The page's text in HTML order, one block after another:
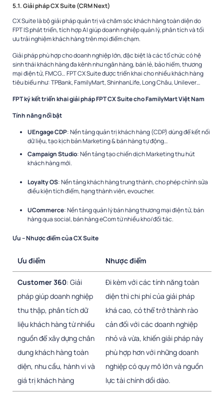
5.1. Giải pháp CX Suite (CRM Next)
CX Suite là bộ giải pháp quản trị và chăm sóc khách hàng toàn diện do
FPT IS phát triển, tích hợp AI giúp doanh nghiệp quản lý, phân tích và tối
ưu trải nghiệm khách hàng trên mọi điểm chạm.
Giải pháp phù hợp cho doanh nghiệp lớn, đặc biệt là các tổ chức có hệ
sinh thái khách hàng đa kênh như ngân hàng, bán lẻ, bảo hiểm, thương
mại điện tử, FMCG… FPT CX Suite được triển khai cho nhiều khách hàng
tiêu biểu như: TPBank, FamilyMart, ShinhanLife, Long Châu, Unilever…
FPT ký kết triển khai giải pháp FPT CX Suite cho FamilyMart Việt Nam
Tính năng nổi bật
UEngage CDP: Nền tảng quản trị khách hàng (CDP) dùng để kết nối
dữ liệu, tạo kịch bản Marketing & bán hàng tự động…
Campaign Studio: Nền tảng tạo chiến dịch Marketing thu hút
khách hàng mới.
Loyalty OS: Nền tảng khách hàng trung thành, cho phép chỉnh sửa
điều kiện tích điểm, hạng thành viên, evoucher.
UCommerce: Nền tảng quản lý bán hàng thương mại điện tử, bán
hàng qua social, bán hàng eCom từ nhiều kho/đối tác.
Ưu – Nhược điểm của CX Suite
Ưu điểm Nhược điểm
Customer 360: Giải
pháp giúp doanh nghiệp
thu thập, phân tích dữ
liệu khách hàng từ nhiều
nguồn để xây dựng chân
dung khách hàng toàn
diện, nhu cầu, hành vi và
giá trị khách hàng
Đi kèm với các tính năng toàn
diện thì chi phí của giải pháp
khá cao, có thể trở thành rào
cản đối với các doanh nghiệp
nhỏ và vừa, khiến giải pháp này
phù hợp hơn với những doanh
nghiệp có quy mô lớn và nguồn
lực tài chính dồi dào.